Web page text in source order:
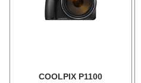
COOLPIX P1100